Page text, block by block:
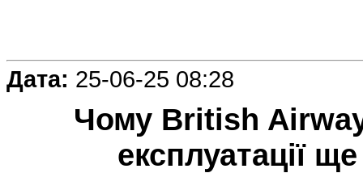
Дата: 25-06-25 08:28
Чому British
експлуатації